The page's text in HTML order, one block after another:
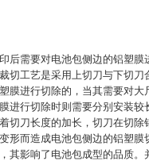
后需要对电池包侧边的铝塑膜
切工艺是采用上切刀与下切刀
膜进行切除的，当其需要对大
进行切除时则需要分别安装较
切刀长度的加长，切刀在切除
形而造成电池包侧边的铝塑膜
其影响了电池包成型的品质。